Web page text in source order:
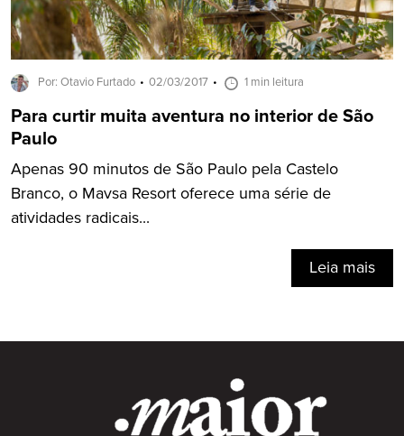
Por: Otavio Furtado 02/03/2017 1 min leitura
Para curtir muita aventura no interior de São
Paulo
Apenas 90 minutos de São Paulo pela Castelo
Branco, o Mavsa Resort oferece uma série de
atividades radicais...
Leia mais